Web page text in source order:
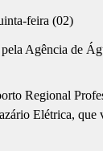
feira (02)
Agência de
Regional
Elétrica, que